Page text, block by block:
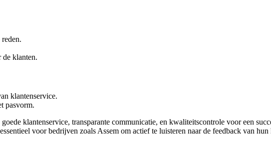
klanten.
klantenservice.
pasvorm.
klantenservice, transparante communicatie, en kwaliteitscontrole voor een
voor bedrijven zoals Assem om actief te luisteren naar de feedback van